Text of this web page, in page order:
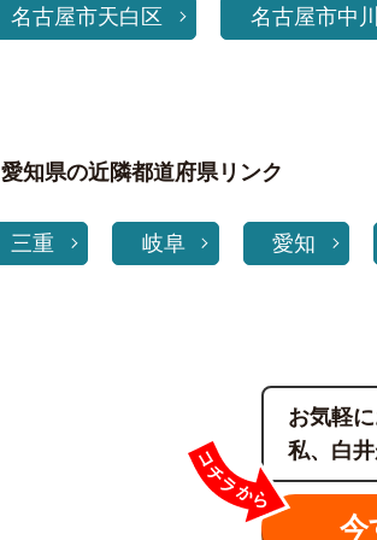
名古屋市天白区 名古屋市中
愛知県の近隣都道府県リンク
三重 岐阜 愛知
お気軽
私、白
今